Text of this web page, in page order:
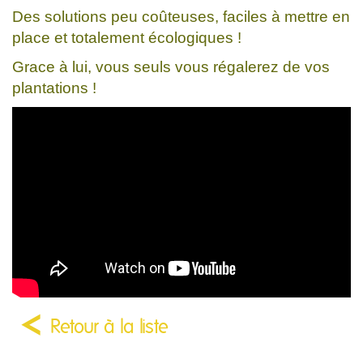
Des solutions peu coûteuses, faciles à mettre en
place et totalement écologiques !
Grace à lui, vous seuls vous régalerez de vos
plantations !
Retour à la liste